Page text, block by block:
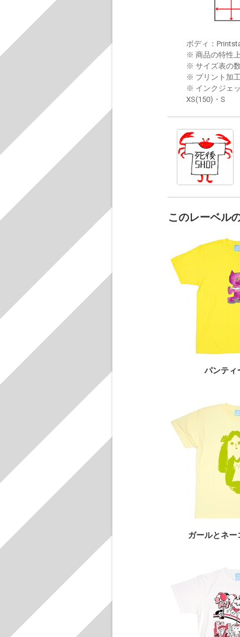
ボディ：
※ 商品の特性
※ サイズ表の
※ プリント加
※ インクジェ
XS(150)・S
このレーベル
パンティ
ガールとネ